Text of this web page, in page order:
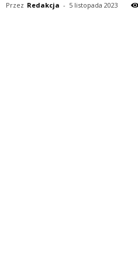
Przez Redakcja - 5 listopada 2023